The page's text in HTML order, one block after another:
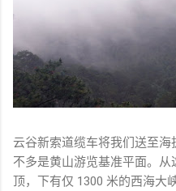
云谷新索道缆车将我们送至
不多是黄山游览基准平面。
顶，下有仅 1300 米的西海大